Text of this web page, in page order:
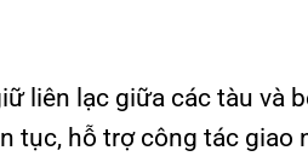
liên lạc giữa các tàu và
tục, hỗ trợ công tác giao